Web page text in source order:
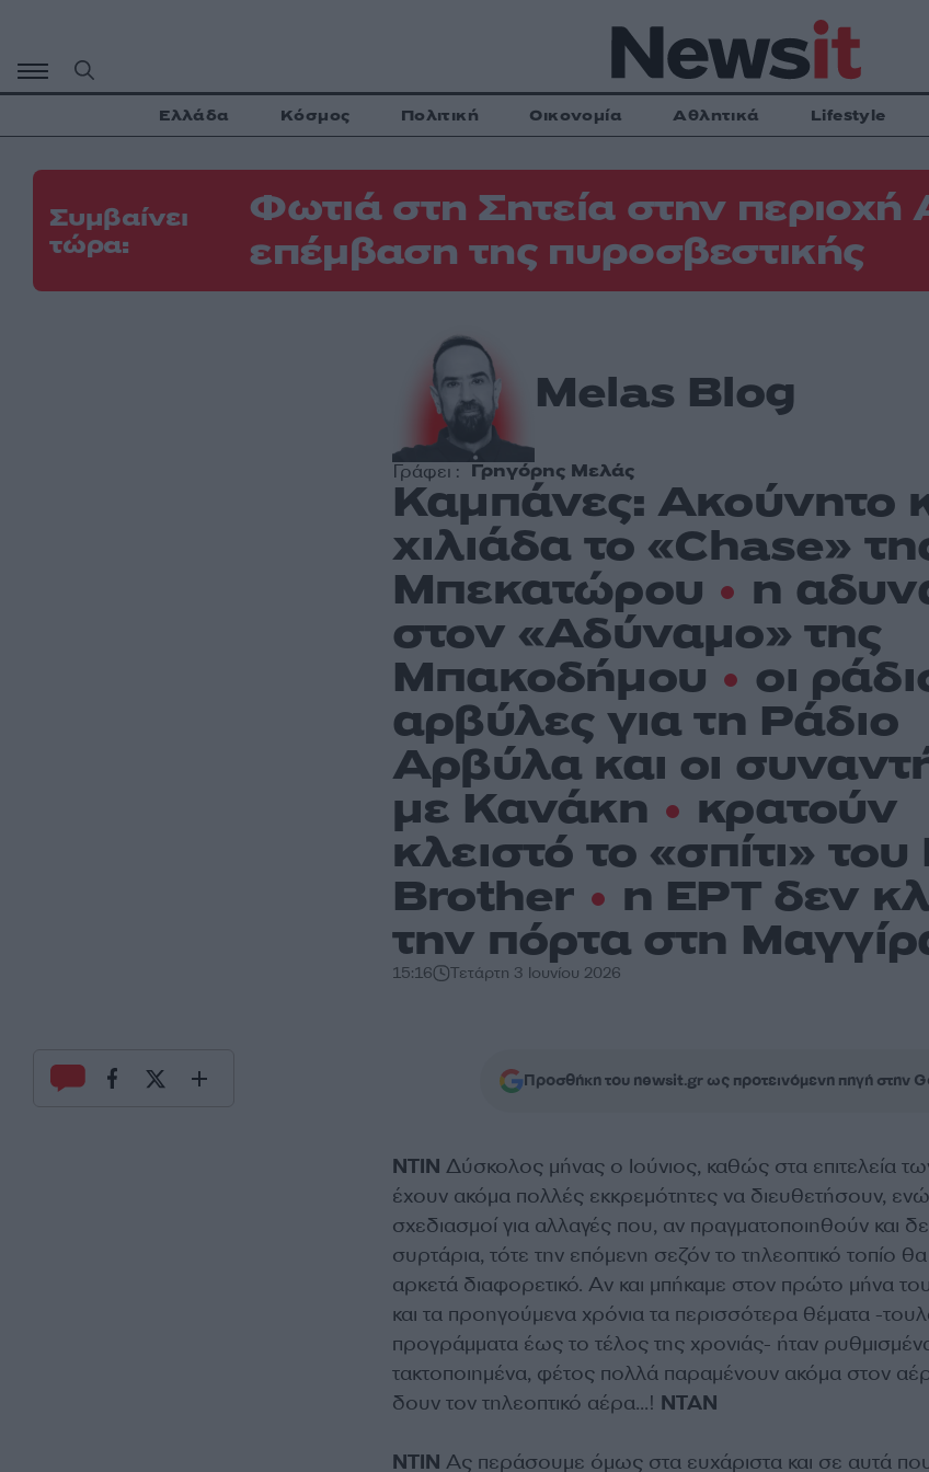
περιεχόμενο
Ελλάδα Κόσμος Πολιτική Οικονομία Αθλητικά Lifestyle
Συμβαίνει
τώρα:
Φωτιά στη Σητεία στην
επέμβαση της πυροσβεστικής
Melas Blog
Γράφει : Γρηγόρης Μελάς
Καμπάνες: Ακούνητο
χιλιάδα το «Chase»
Μπεκατώρου η
στον «Αδύναμο» της
Μπακοδήμου οι
αρβύλες για τη Ράδιο
Αρβύλα και οι
με Κανάκη κρατούν
κλειστό το «σπίτι»
Brother η ΕΡΤ δεν
την πόρτα στη
15:16 Τετάρτη 3 Ιουνίου 2026
Προσθήκη του newsit.gr ως προτεινόμενη πηγή στην
ΝΤΙΝ Δύσκολος μήνας ο Ιούνιος, καθώς στα επιτελεία
έχουν ακόμα πολλές εκκρεμότητες να διευθετήσουν,
σχεδιασμοί για αλλαγές που, αν πραγματοποιηθούν και
συρτάρια, τότε την επόμενη σεζόν το τηλεοπτικό τοπίο θα
αρκετά διαφορετικό. Αν και μπήκαμε στον πρώτο μήνα
και τα προηγούμενα χρόνια τα περισσότερα θέματα -
προγράμματα έως το τέλος της χρονιάς- ήταν
τακτοποιημένα, φέτος πολλά παραμένουν ακόμα στον
δουν τον τηλεοπτικό αέρα…! ΝΤΑΝ
ΝΤΙΝ Ας περάσουμε όμως στα ευχάριστα και σε αυτά